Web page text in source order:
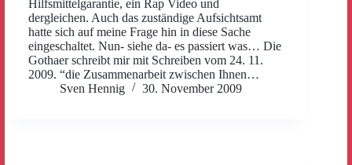
Hilfsmittelgarantie, ein Rap Video und
dergleichen. Auch das zuständige Aufsichtsamt
hatte sich auf meine Frage hin in diese Sache
eingeschaltet. Nun- siehe da- es passiert was… Die
Gothaer schreibt mir mit Schreiben vom 24. 11.
2009. “die Zusammenarbeit zwischen Ihnen…
Sven Hennig
30. November 2009